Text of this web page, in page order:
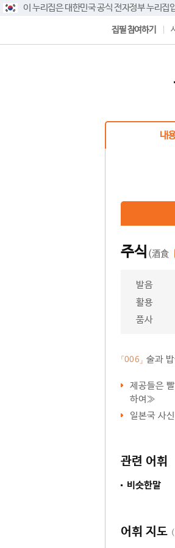
이 누리집은 대한민국 공식 전자정부 누리집
집필 참여하기
내
주식 (酒食
발음
활용
품사
「006」 술과
제공들은
하여≫
일본국 사
관련 어휘
비슷한말
어휘 지도